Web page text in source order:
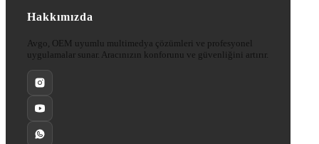
Hakkımızda
Avgo, OEM uyumlu multimedya çözümleri ve profesyonel
uygulamalar sunar. Aracınızın konforunu ve güvenliğini artırır.